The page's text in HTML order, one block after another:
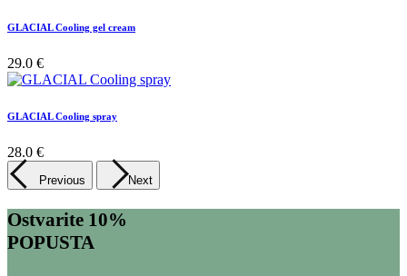
GLACIAL Cooling gel cream
29.0 €
GLACIAL Cooling spray
28.0 €
Previous Next
Ostvarite 10%
POPUSTA